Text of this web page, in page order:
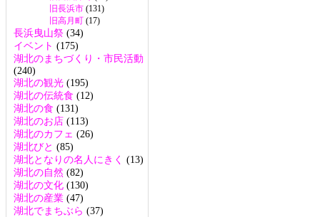
旧長浜市 (131)
旧高月町 (17)
長浜曳山祭 (34)
イベント (175)
湖北のまちづくり・市民活動
(240)
湖北の観光 (195)
湖北の伝統食 (12)
湖北の食 (131)
湖北のお店 (113)
湖北のカフェ (26)
湖北びと (85)
湖北となりの名人にきく (13)
湖北の自然 (82)
湖北の文化 (130)
湖北の産業 (47)
湖北でまちぶら (37)